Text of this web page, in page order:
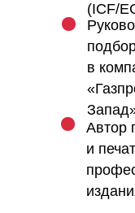
(ICF/
Автор
и
в